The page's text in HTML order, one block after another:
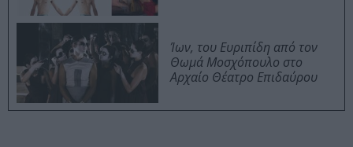
Ίων, του Ευριπίδη από τον
Θωμά Μοσχόπουλο στο
Αρχαίο Θέατρο Επιδαύρου